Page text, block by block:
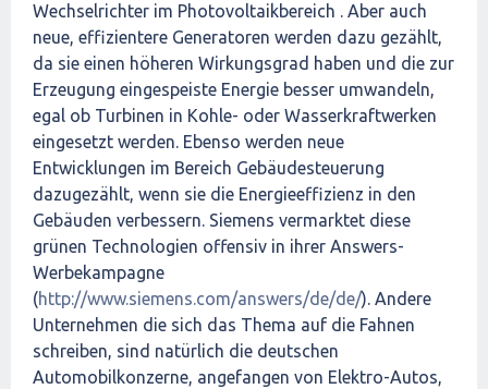
Wechselrichter im Photovoltaikbereich . Aber auch
neue, effizientere Generatoren werden dazu gezählt,
da sie einen höheren Wirkungsgrad haben und die zur
Erzeugung eingespeiste Energie besser umwandeln,
egal ob Turbinen in Kohle- oder Wasserkraftwerken
eingesetzt werden. Ebenso werden neue
Entwicklungen im Bereich Gebäudesteuerung
dazugezählt, wenn sie die Energieeffizienz in den
Gebäuden verbessern. Siemens vermarktet diese
grünen Technologien offensiv in ihrer Answers-
Werbekampagne
(http://www.siemens.com/answers/de/de/). Andere
Unternehmen die sich das Thema auf die Fahnen
schreiben, sind natürlich die deutschen
Automobilkonzerne, angefangen von Elektro-Autos,